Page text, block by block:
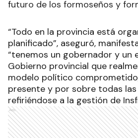
futuro de los formoseños y
“Todo en la provincia está
planificado”, aseguró,
“tenemos un gobernador y un
Gobierno provincial que
modelo político
presente y por sobre todas las
refiriéndose a la gestión de
Ads